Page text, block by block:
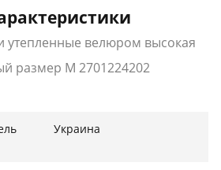
утепленные велюром высокая
размер М 2701224202
Украина